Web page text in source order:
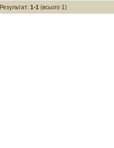
Результат: 1-1 (всього 1)